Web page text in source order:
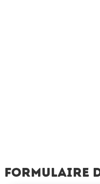
Formulaire